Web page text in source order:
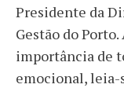
Presidente da
Gestão do
importância de
emocional, leia-